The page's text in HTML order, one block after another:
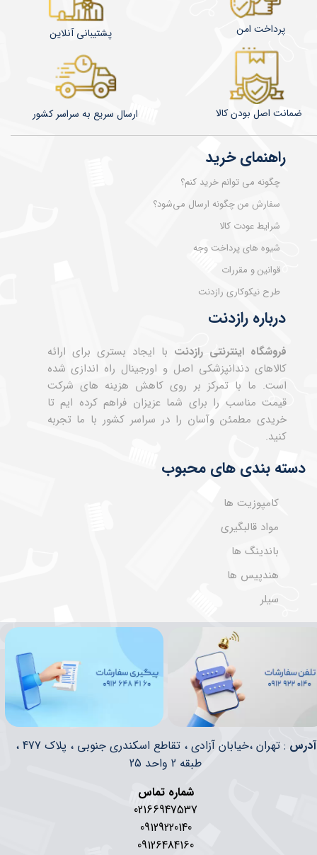
درباره رازدنت
فروشگاه اینترنتی رازدنت با ایجاد بستری برای ارائه
کالاهای دندانپزشکی اصل و اورجینال راه اندازی شده
است. ما با تمرکز بر روی کاهش هزینه های شرکت
قیمت مناسب را برای شما عزیزان فراهم کرده ایم تا
خریدی مطمئن وآسان را در سراسر کشور با ما تجربه
کنید.
راهنمای خرید
چگونه می توانم خرید کنم؟
سفارش من چگونه ارسال می‌شود؟
شرایط عودت کالا
شیوه های پرداخت وجه
قوانین و مقررات
طرح نیکوکاری رازدنت
دسته بندی های محبوب
کامپوزیت ها
مواد قالبگیری
باندینگ ها
هندپیس ها
سیلر
​​آدرس
: تهران ،خیابان آزادی ، تقاطع اسکندری جنوبی ، پلاک 477 ،
طبقه 2 واحد 25
شماره تماس
02166947537
09129220140
09126484160
​​​​ارسال سریع به سراسر کشور ضمانت اصل بودن کالا
پشتیبانی آنلاین پرداخت امن